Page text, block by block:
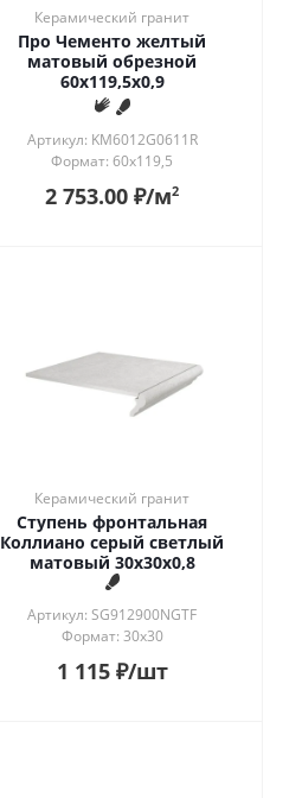
Керамический гранит
Про Чементо желтый
матовый обрезной
60x119,5x0,9
Артикул: KM6012G0611R
Формат: 60x119,5
2 753.00 ₽/м2
Керамический гранит
Ступень фронтальная
Коллиано серый светлый
матовый 30x30x0,8
Артикул: SG912900NGTF
Формат: 30x30
1 115₽/шт